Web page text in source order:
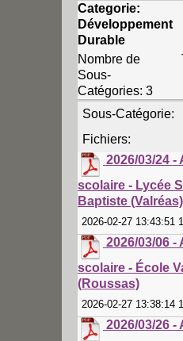
Categorie:
Développement
Durable
Nombre de
Sous-
Catégories: 3
Sous-Catégorie:
Fichiers:
2026/03/24 -
scolaire - Lycée
Baptiste (Valréas)
2026-02-27 13:43:51
2026/03/06 -
scolaire - École
(Roussas)
2026-02-27 13:38:14
2026/03/26 -